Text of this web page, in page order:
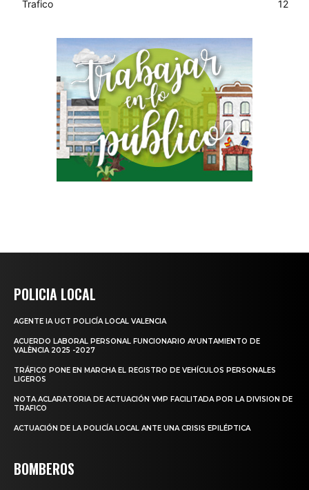
Trafico
12
POLICIA LOCAL
AGENTE IA UGT POLICÍA LOCAL VALENCIA
ACUERDO LABORAL PERSONAL FUNCIONARIO AYUNTAMIENTO DE
VALÈNCIA 2025 -2027
TRÁFICO PONE EN MARCHA EL REGISTRO DE VEHÍCULOS PERSONALES
LIGEROS
NOTA ACLARATORIA DE ACTUACIÓN VMP FACILITADA POR LA DIVISION DE
TRAFICO
ACTUACIÓN DE LA POLICÍA LOCAL ANTE UNA CRISIS EPILÉPTICA
BOMBEROS